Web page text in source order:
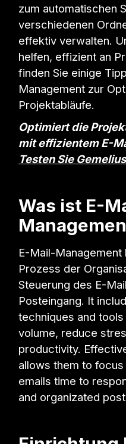
zum automatischen
verschiedenen
effektiv verwalten.
helfen, effizient an
finden Sie einige
Management zur
Projektabläufe.
Optimiert die
mit effizientem E-
Testen Sie
Was ist E-
E-Mail-
Prozess der
Steuerung des E-
Posteingang. It
techniques and
volume, reduce
productivity.
allows them to
emails time to
and organizated